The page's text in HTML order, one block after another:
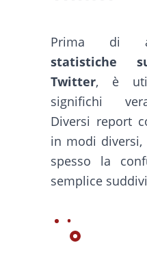
Prima di
statistiche
Twitter, è
significhi
Diversi report
in modi
spesso la
semplice